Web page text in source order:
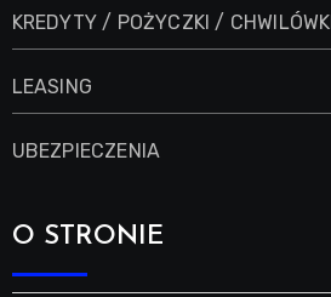
KREDYTY / POŻYCZKI / CHWILÓWKI
LEASING
UBEZPIECZENIA
O STRONIE